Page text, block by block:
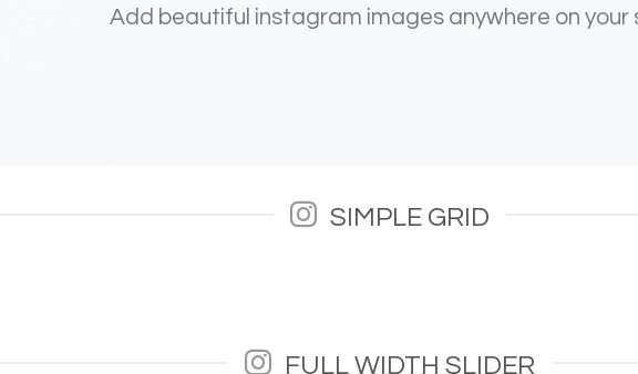
Add beautiful instagram images anywhere on your
SIMPLE GRID
FULL WIDTH SLIDER